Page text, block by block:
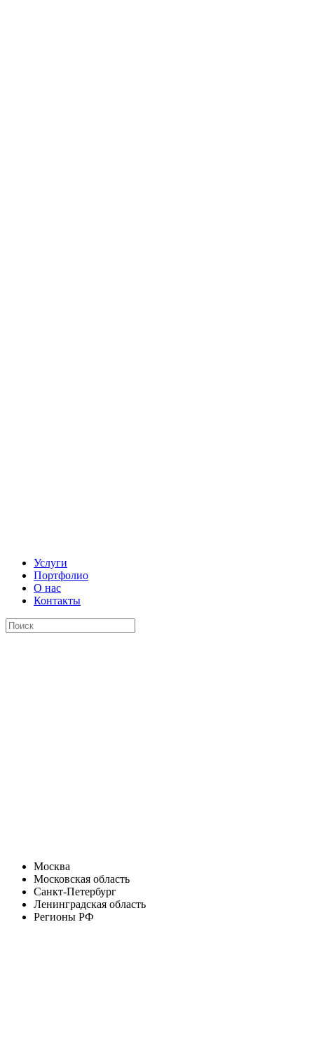
Услуги
Портфолио
О нас
Контакты
Москва
Московская область
Санкт-Петербург
Ленинградская область
Регионы РФ